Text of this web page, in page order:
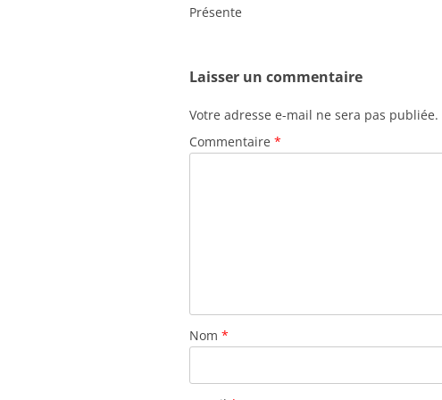
Présente
Laisser un commentaire
Votre adresse e-mail ne sera pas publiée.
Commentaire *
Nom *